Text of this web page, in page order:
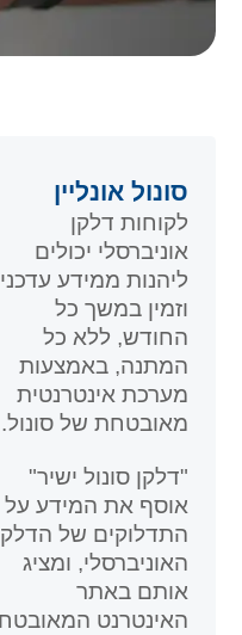
סונול אונליין
לקוחות דלקן
אוניברסלי יכולים
ליהנות ממידע עדכני
וזמין במשך כל
החודש, ללא כל
המתנה, באמצעות
מערכת אינטרנטית
מאובטחת של סונול.
"דלקן סונול ישיר"
אוסף את המידע על
התדלוקים של
האוניברסלי, ומציג
אותם באתר
האינטרנט המאובטח